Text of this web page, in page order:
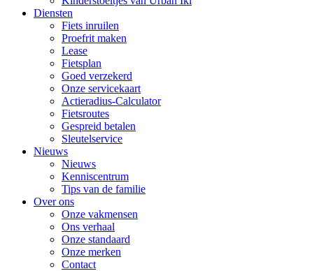
Diensten
Fiets inruilen
Proefrit maken
Lease
Fietsplan
Goed verzekerd
Onze servicekaart
Actieradius-Calculator
Fietsroutes
Gespreid betalen
Sleutelservice
Nieuws
Nieuws
Kenniscentrum
Tips van de familie
Over ons
Onze vakmensen
Ons verhaal
Onze standaard
Onze merken
Contact